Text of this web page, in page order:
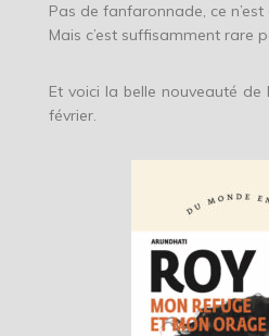
Pas de fanfaronnade, ce
Mais c’est suffisamment rare
Et voici la belle nouveauté
février.